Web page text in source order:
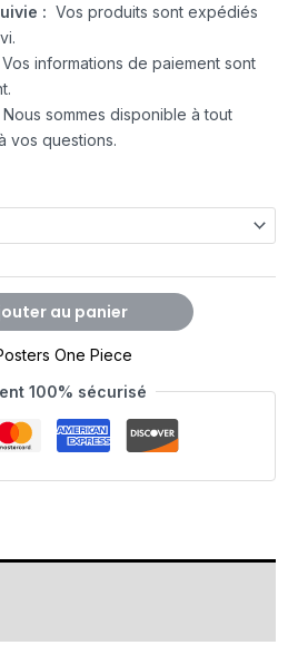
: Vos produits sont expédiés
Vos informations de paiement sont
Nous sommes disponible à tout
vos questions.
au panier
One Piece
100% sécurisé